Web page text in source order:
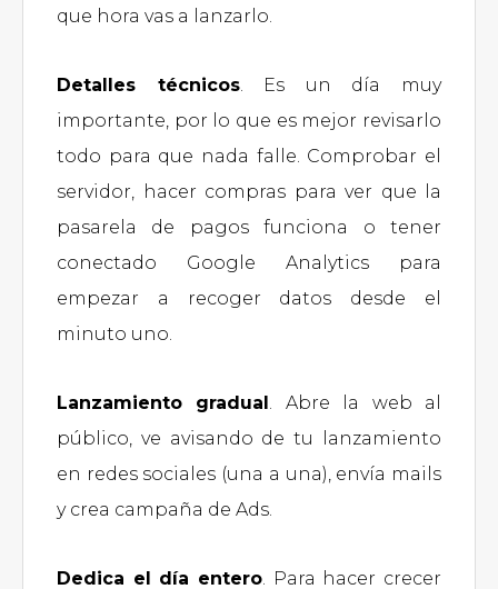
que hora vas a lanzarlo.
Detalles técnicos. Es un día muy
importante, por lo que es mejor revisarlo
todo para que nada falle. Comprobar el
servidor, hacer compras para ver que la
pasarela de pagos funciona o tener
conectado Google Analytics para
empezar a recoger datos desde el
minuto uno.
Lanzamiento gradual. Abre la web al
público, ve avisando de tu lanzamiento
en redes sociales (una a una), envía mails
y crea campaña de Ads.
Dedica el día entero. Para hacer crecer